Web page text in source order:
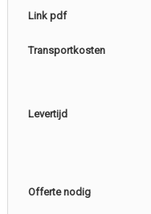
Link pdf
Transportkosten
Levertijd
Offerte nodig